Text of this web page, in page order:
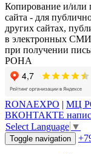
Копирование и/или
сайта - для
других сайтах,
в электронных СМИ
при получении
РОНА
RONAEXPO | МЦ
ВКОНТАКТЕ
Select Language ▼
Toggle navigation